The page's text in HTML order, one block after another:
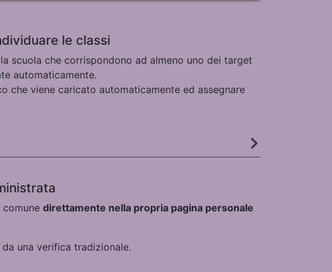
le classi
scuola che corrispondono ad almeno uno dei target
automaticamente.
che viene caricato automaticamente ed assegnare
direttamente nella propria pagina personale
da una verifica tradizionale.